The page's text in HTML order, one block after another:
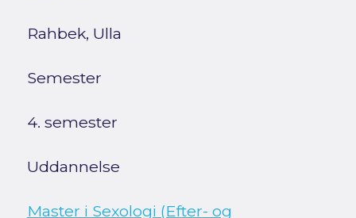
Rahbek, Ulla
Semester
4. semester
Uddannelse
Master i Sexologi (Efter- og